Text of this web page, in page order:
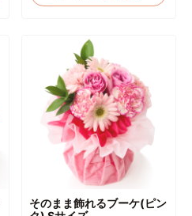
そのまま飾れるブーケ(ピン